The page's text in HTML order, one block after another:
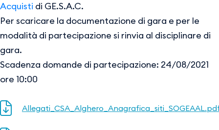
Acquisti di GE.S.A.C.
Per scaricare la documentazione di gara e per le
modalità di partecipazione si rinvia al disciplinare di
gara.
Scadenza domande di partecipazione: 24/08/2021
ore 10:00